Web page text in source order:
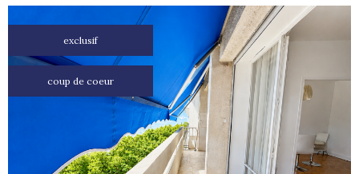
exclusif
coup de coeur
voir le
bien